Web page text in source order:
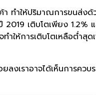
า ทำให้ปริมาณการขนส่ง
2019 เติบโตเพียง 1.2% แ
ำให้การเติบโตเหลือต่ำสุด
ลงเราอาจได้เห็นการควบ